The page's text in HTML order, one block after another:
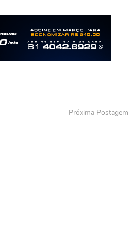
Próxima Postagem